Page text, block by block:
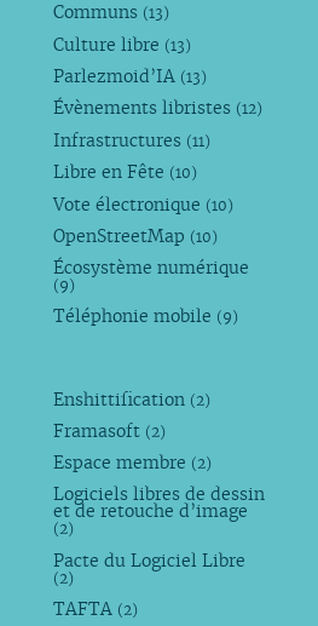
Communs (13)
Culture libre (13)
Parlezmoid’IA (13)
Évènements libristes (12)
Infrastructures (11)
Libre en Fête (10)
Vote électronique (10)
OpenStreetMap (10)
Écosystème numérique
(9)
Téléphonie mobile (9)
Enshittification (2)
Framasoft (2)
Espace membre (2)
Logiciels libres de dessin
et de retouche d’image
(2)
Pacte du Logiciel Libre
(2)
TAFTA (2)